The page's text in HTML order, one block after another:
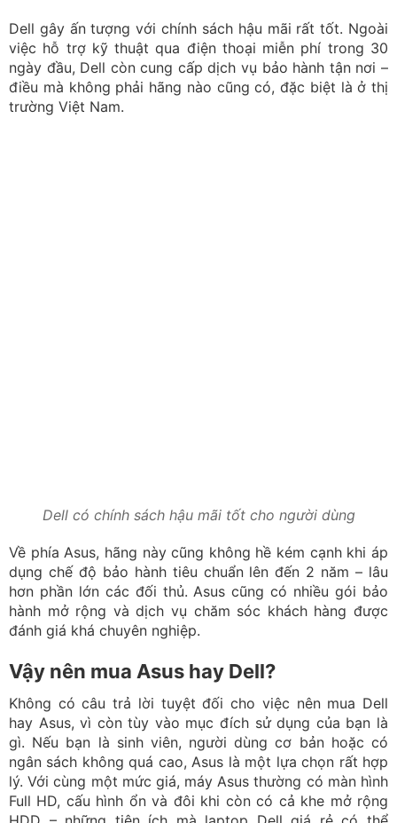
Dell gây ấn tượng với chính sách hậu mãi rất tốt. Ngoài
việc hỗ trợ kỹ thuật qua điện thoại miễn phí trong 30
ngày đầu, Dell còn cung cấp dịch vụ bảo hành tận nơi –
điều mà không phải hãng nào cũng có, đặc biệt là ở thị
trường Việt Nam.
Vậy nên mua Asus hay Dell?
hay Asus, vì còn tùy vào mục đích sử dụng của bạn là
gì. Nếu bạn là sinh viên, người dùng cơ bản hoặc có
ngân sách không quá cao, Asus là một lựa chọn rất hợp
lý. Với cùng một mức giá, máy Asus thường có màn hình
Full HD, cấu hình ổn và đôi khi còn có cả khe mở rộng
không có.